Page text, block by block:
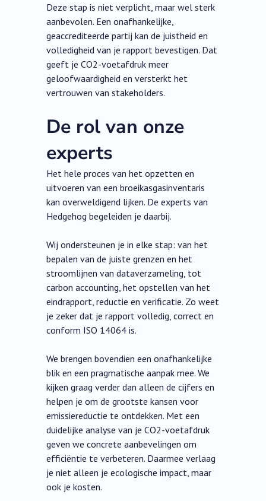
Deze stap is niet verplicht, maar wel sterk
aanbevolen. Een onafhankelijke,
geaccrediteerde partij kan de juistheid en
volledigheid van je rapport bevestigen. Dat
geeft je CO2-voetafdruk meer
geloofwaardigheid en versterkt het
vertrouwen van stakeholders.
De rol van onze
experts
Het hele proces van het opzetten en
uitvoeren van een broeikasgasinventaris
kan overweldigend lijken. De experts van
Hedgehog begeleiden je daarbij.
Wij ondersteunen je in elke stap: van het
bepalen van de juiste grenzen en het
stroomlijnen van dataverzameling, tot
carbon accounting, het opstellen van het
eindrapport, reductie en verificatie. Zo weet
je zeker dat je rapport volledig, correct en
conform ISO 14064 is.
We brengen bovendien een onafhankelijke
blik en een pragmatische aanpak mee. We
kijken graag verder dan alleen de cijfers en
helpen je om de grootste kansen voor
emissiereductie te ontdekken. Met een
duidelijke analyse van je CO2-voetafdruk
geven we concrete aanbevelingen om
efficiëntie te verbeteren. Daarmee verlaag
je niet alleen je ecologische impact, maar
ook je kosten.